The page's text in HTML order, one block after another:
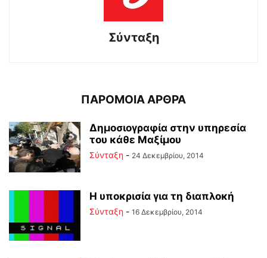
Σύνταξη
ΠΑΡΟΜΟΙΑ ΑΡΘΡΑ
Δημοσιογραφία στην υπηρεσία
του κάθε Μαξίμου
Σύνταξη - 24 Δεκεμβρίου, 2014
Η υποκρισία για τη διαπλοκή
Σύνταξη - 16 Δεκεμβρίου, 2014